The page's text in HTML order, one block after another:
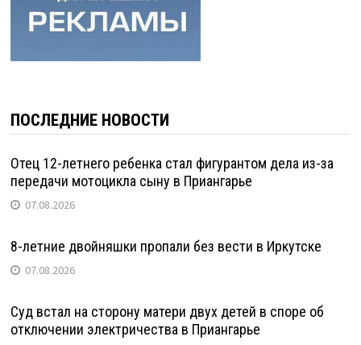
ПОСЛЕДНИЕ НОВОСТИ
Отец 12-летнего ребенка стал фигурантом дела из-за
передачи мотоцикла сыну в Приангарье
07.08.2026
8-летние двойняшки пропали без вести в Иркутске
07.08.2026
Суд встал на сторону матери двух детей в споре об
отключении электричества в Приангарье